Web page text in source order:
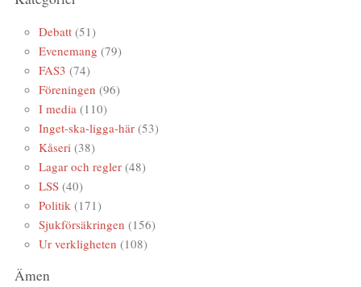
Debatt(51)
Evenemang (79)
FAS3 (74)
Föreningen (96)
I media(110)
Inget-ska-ligga-här(53)
Kåseri(38)
Lagar och regler(48)
LSS(40)
Politik(171)
Sjukförsäkringen (156)
Ur verkligheten (108)
Ämen